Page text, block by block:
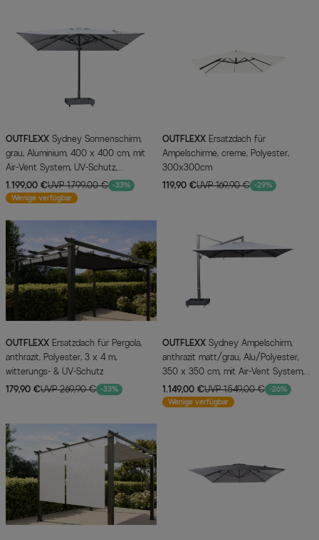
OUTFLEXX
grau, Aluminium, 400 x 400 cm, mit
Air-Vent System, UV-Schutz,
pulverbeschichtet, inkl. befüllbarem
Schirmständer
1.199,00 €UVP 1.799,00 € -33%
Wenige verfügbar
OUTFLEXX
Ampelschirme, creme, Polyester,
300x300cm
119,90 €UVP 169,90 € -29%
OUTFLEXX
anthrazit, Polyester, 3 x 4 m,
witterungs- & UV-Schutz
179,90 €UVP 269,90 € -33%
OUTFLEXX
anthrazit matt/grau, Alu/Polyester,
350 x 350 cm, mit Air-Vent System,
inkl. Schirmständer
1.149,00 €UVP 1.549,00 € -26%
Wenige verfügbar